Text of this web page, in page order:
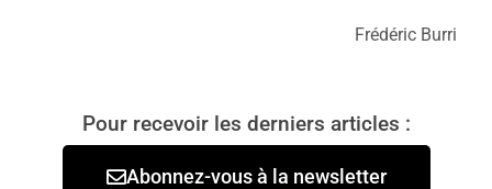
Frédéric Burri
Pour recevoir les derniers articles :
Abonnez-vous à la newsletter